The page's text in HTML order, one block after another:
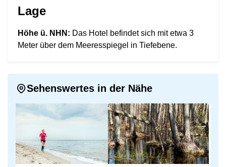
Lage
Höhe ü. NHN: Das Hotel befindet sich mit etwa 3
Meter über dem Meeresspiegel in Tiefebene.
Sehenswertes in der Nähe